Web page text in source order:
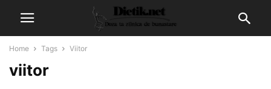
Home Tags Viitor
viitor